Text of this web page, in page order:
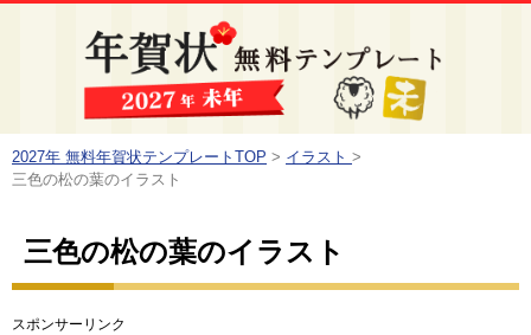
2027年 無料年賀状テンプレートTOP > イラスト >
三色の松の葉のイラスト
三色の松の葉のイラスト
スポンサーリンク